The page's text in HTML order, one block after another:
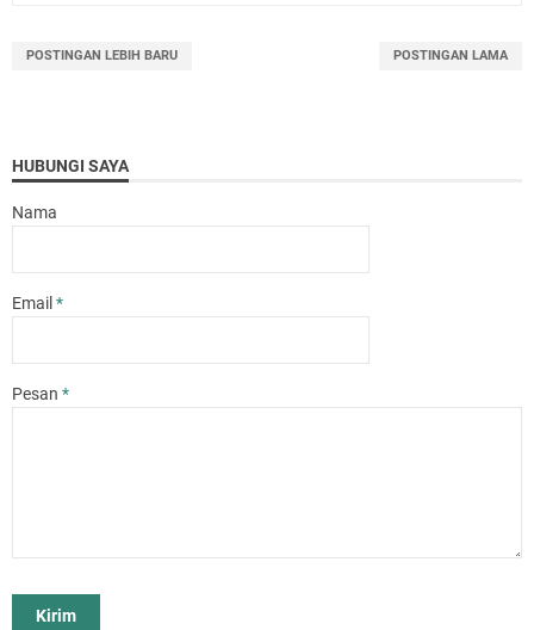
POSTINGAN LEBIH BARU POSTINGAN LAMA
HUBUNGI SAYA
Nama
Email*
Pesan *